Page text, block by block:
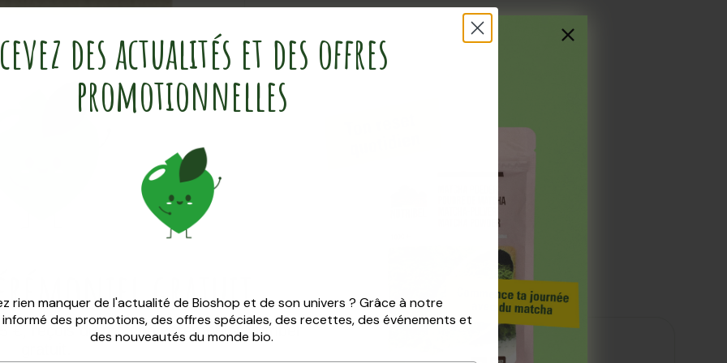
Valeurs nutritionnelles
gratuit
€, reçois du matcha cérémoniel Nutribel
des actualités et des offres
promotionnelles
rien manquer de l'actualité de Bioshop et de son univers ? Grâce à notre
des promotions, des offres spéciales, des recettes, des événements et
des nouveautés du monde bio.